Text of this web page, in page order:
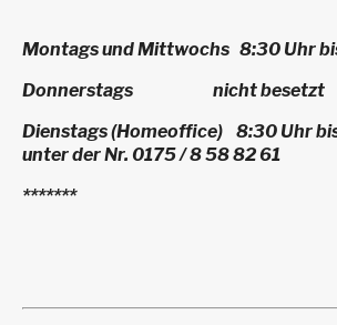
Montags und Mittwochs 8:30 Uhr
Donnerstags nicht besetzt
Dienstags (Homeoffice) 8:30 Uhr
unter der Nr. 0175 / 8 58 82 61
*******